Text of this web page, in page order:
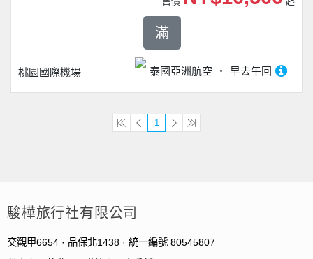
桃園國際機場 泰國亞洲航空 早去午回
滿
1
駿樺旅行社有限公司
交觀甲6654 · 品保北1438 · 統一編號 80545807